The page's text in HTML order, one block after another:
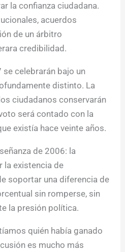
la confianza ciudadana.
acuerdos
de un árbitro
credibilidad.
celebrarán bajo un
distinto. La
ciudadanos conservarán
será contado con la
existía hace veinte años.
de 2006: la
la existencia de
soportar una diferencia de
sin romperse, sin
la presión política.
quién había ganado
es mucho más